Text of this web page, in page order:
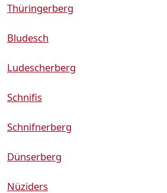
Thüringerberg
Bludesch
Ludescherberg
Schnifis
Schnifnerberg
Dünserberg
Nüziders